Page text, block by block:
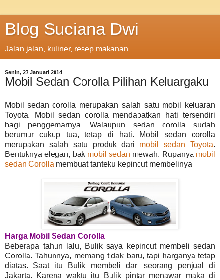
Blog Suciana Dwi
Jalan jalan, kuliner, resep makanan
Senin, 27 Januari 2014
Mobil Sedan Corolla Pilihan Keluargaku
Mobil sedan corolla merupakan salah satu mobil keluaran
Toyota. Mobil sedan corolla mendapatkan hati tersendiri
bagi penggemarnya. Walaupun sedan corolla sudah
berumur cukup tua, tetap di hati. Mobil sedan corolla
merupakan salah satu produk dari mobil sedan Toyota.
Bentuknya elegan, bak mobil sedan mewah. Rupanya mobil
sedan Corolla membuat tanteku kepincut membelinya.
Harga Mobil Sedan Corolla
Beberapa tahun lalu, Bulik saya kepincut membeli sedan
Corolla. Tahunnya, memang tidak baru, tapi harganya tetap
diatas. Saat itu Bulik membeli dari seorang penjual di
Jakarta. Karena waktu itu Bulik pintar menawar maka di